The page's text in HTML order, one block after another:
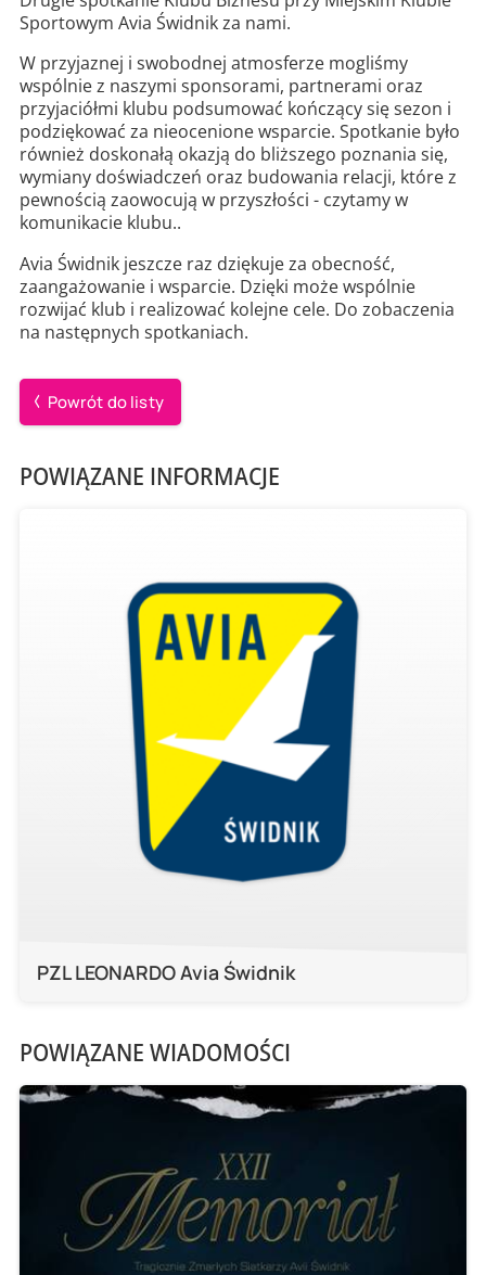
Sportowym Avia Świdnik za nami.
W przyjaznej i swobodnej atmosferze mogliśmy
wspólnie z naszymi sponsorami, partnerami oraz
przyjaciółmi klubu podsumować kończący się sezon i
podziękować za nieocenione wsparcie. Spotkanie było
również doskonałą okazją do bliższego poznania się,
wymiany doświadczeń oraz budowania relacji, które z
pewnością zaowocują w przyszłości - czytamy w
komunikacie klubu..
Avia Świdnik jeszcze raz dziękuje za obecność,
zaangażowanie i wsparcie. Dzięki może wspólnie
rozwijać klub i realizować kolejne cele. Do zobaczenia
na następnych spotkaniach.
Powrót do listy
POWIĄZANE INFORMACJE
PZL LEONARDO Avia Świdnik
POWIĄZANE WIADOMOŚCI